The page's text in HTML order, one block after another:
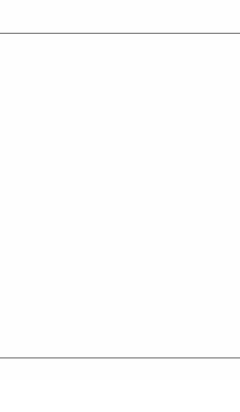
ています。
ドの美しいシルエットと
格を保つことができ、
プに仕上げています。